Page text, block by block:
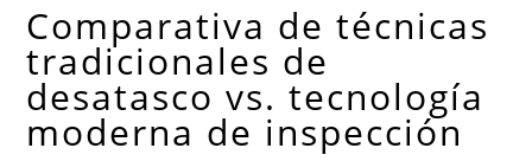
Comparativa de técnicas
tradicionales de
desatasco vs. tecnología
moderna de inspección